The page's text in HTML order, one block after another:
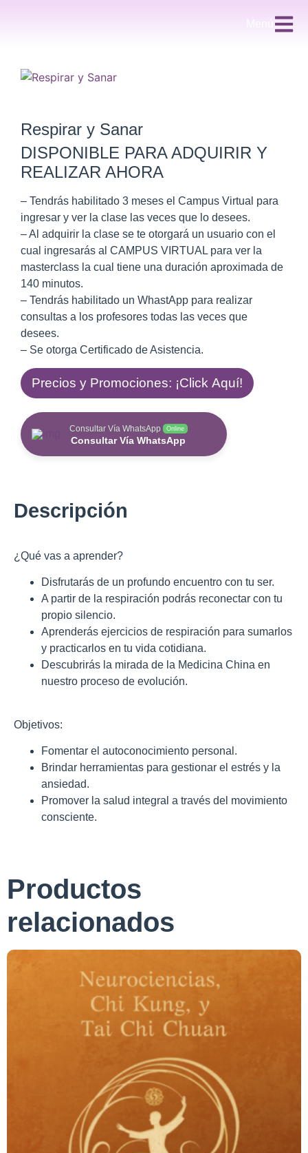
Menú
Respirar y Sanar
DISPONIBLE PARA ADQUIRIR Y
REALIZAR AHORA
– Tendrás habilitado 3 meses el Campus Virtual para
ingresar y ver la clase las veces que lo desees.
– Al adquirir la clase se te otorgará un usuario con el
cual ingresarás al CAMPUS VIRTUAL para ver la
masterclass la cual tiene una duración aproximada de
140 minutos.
– Tendrás habilitado un WhastApp para realizar
consultas a los profesores todas las veces que
desees.
– Se otorga Certificado de Asistencia.
Precios y Promociones: ¡Click Aquí!
Consultar Vía WhatsApp Online
Consultar Vía WhatsApp
Descripción
¿Qué vas a aprender?
Disfrutarás de un profundo encuentro con tu ser.
A partir de la respiración podrás reconectar con tu
propio silencio.
Aprenderás ejercicios de respiración para sumarlos
y practicarlos en tu vida cotidiana.
Descubrirás la mirada de la Medicina China en
nuestro proceso de evolución.
Objetivos:
Fomentar el autoconocimiento personal.
Brindar herramientas para gestionar el estrés y la
ansiedad.
Promover la salud integral a través del movimiento
consciente.
Productos
relacionados